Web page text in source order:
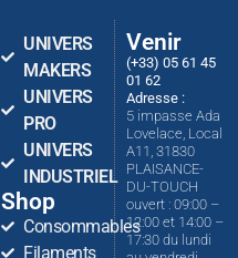
UNIVERS
MAKERS
UNIVERS
PRO
UNIVERS
INDUSTRIEL
Shop
Consommables
Filaments
Venir
(+33) 05 61 45
01 62
Adresse :
5 impasse Ada
Lovelace, Local
A11, 31830
PLAISANCE-
DU-TOUCH
ouvert : 09:00 –
12:00 et 14:00 –
17:30 du lundi